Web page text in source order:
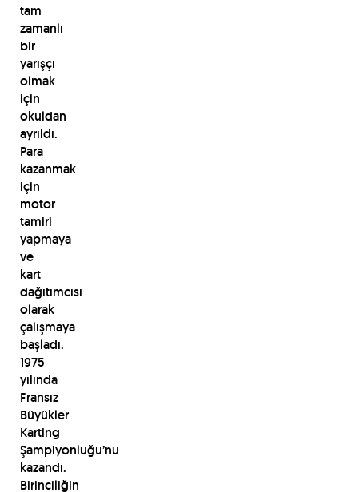
tam
zamanlı
bir
yarışçı
olmak
için
okuldan
ayrıldı.
Para
kazanmak
için
motor
tamiri
yapmaya
ve
kart
dağıtımcısı
olarak
çalışmaya
başladı.
1975
yılında
Fransız
Büyükler
Karting
Şampiyonluğu’nu
kazandı.
Birinciliğin